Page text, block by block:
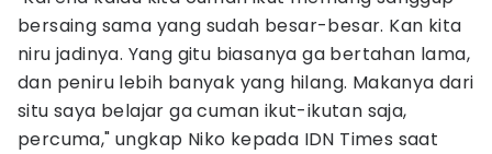
bersaing sama yang sudah besar-besar. Kan kita
niru jadinya. Yang gitu biasanya ga bertahan lama,
dan peniru lebih banyak yang hilang. Makanya dari
situ saya belajar ga cuman ikut-ikutan saja,
percuma," ungkap Niko kepada IDN Times saat